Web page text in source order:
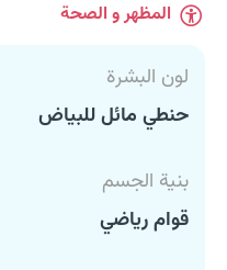
المظهر و الصحة
لون البشرة
حنطي مائل للبياض
بنية الجسم
قوام رياضي